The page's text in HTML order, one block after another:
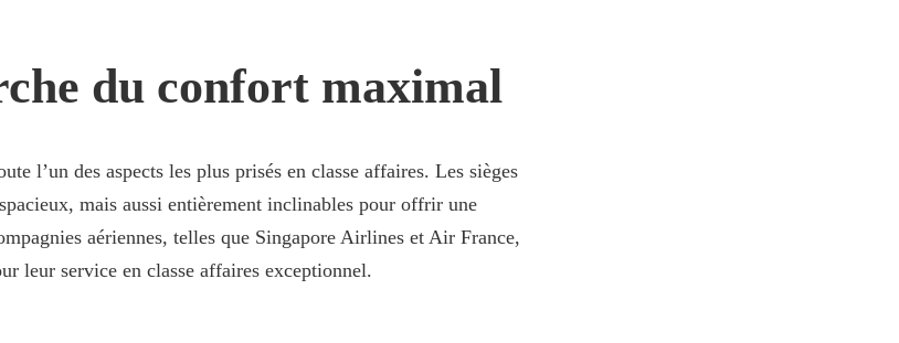
du confort maximal
l’un des aspects les plus prisés en classe affaires. Les sièges
mais aussi entièrement inclinables pour offrir une
aériennes, telles que Singapore Airlines et Air France,
leur service en classe affaires exceptionnel.